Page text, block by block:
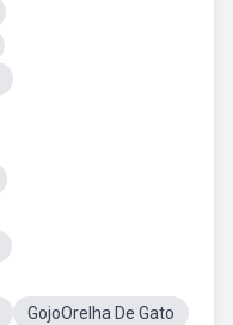
GojoOrelha De Gato